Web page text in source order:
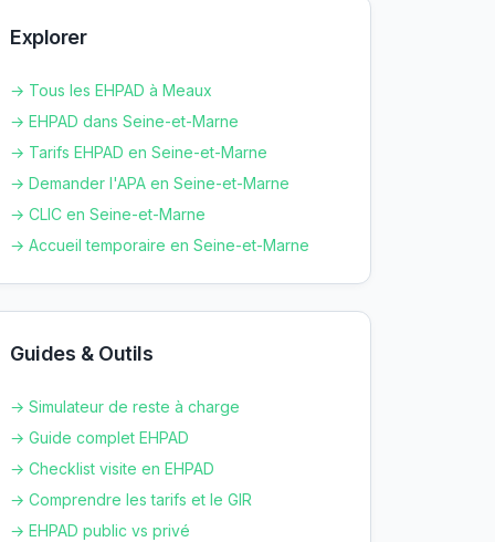
Explorer
→ Tous les EHPAD à Meaux
→ EHPAD dans Seine-et-Marne
→ Tarifs EHPAD en Seine-et-Marne
→ Demander l'APA en Seine-et-Marne
→ CLIC en Seine-et-Marne
→ Accueil temporaire en Seine-et-Marne
Guides & Outils
→ Simulateur de reste à charge
→ Guide complet EHPAD
→ Checklist visite en EHPAD
→ Comprendre les tarifs et le GIR
→ EHPAD public vs privé